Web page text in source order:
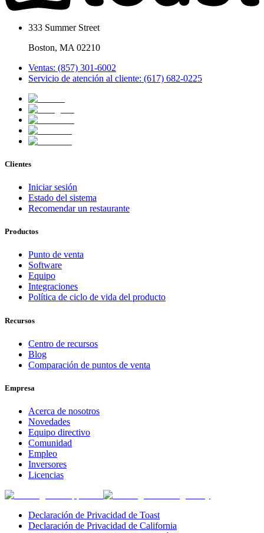
333 Summer Street
Boston, MA 02210
Ventas: (857) 301-6002
Servicio de atención al cliente: (617) 682-0225
Clientes
Iniciar sesión
Estado del sistema
Recomendar un restaurante
Productos
Punto de venta
Software
Equipo
Integraciones
Política de ciclo de vida del producto
Recursos
Centro de recursos
Blog
Comparación de puntos de venta
Empresa
Acerca de nosotros
Novedades
Equipo directivo
Comunidad
Empleo
Inversores
Licencias
Declaración de Privacidad de Toast
Declaración de Privacidad de California